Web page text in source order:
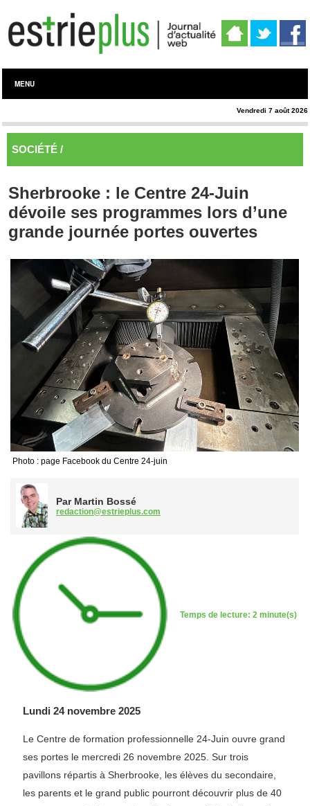
MENU
Vendredi 7 août 2026
SOCIÉTÉ /
Sherbrooke : le Centre 24-Juin
dévoile ses programmes lors d’une
grande journée portes ouvertes
Photo : page Facebook du Centre 24-juin
Par Martin Bossé
redaction@estrieplus.com
Temps de lecture: 2 minute(s)
Lundi 24 novembre 2025
Le Centre de formation professionnelle 24-Juin ouvre grand
ses portes le mercredi 26 novembre 2025. Sur trois
pavillons répartis à Sherbrooke, les élèves du secondaire,
les parents et le grand public pourront découvrir plus de 40